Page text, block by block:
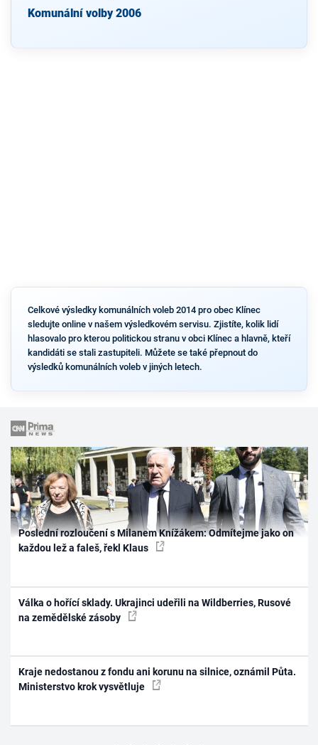
Komunální volby 2006
Celkové výsledky komunálních voleb 2014 pro obec Klínec
sledujte online v našem výsledkovém servisu. Zjistíte, kolik lidí
hlasovalo pro kterou politickou stranu v obci Klínec a hlavně, kteří
kandidáti se stali zastupiteli. Můžete se také přepnout do
výsledků komunálních voleb v jiných letech.
Poslední rozloučení s Milanem Knížákem: Odmítejme jako on
každou lež a faleš, řekl Klaus
Válka o hořící sklady. Ukrajinci udeřili na Wildberries, Rusové
na zemědělské zásoby
Kraje nedostanou z fondu ani korunu na silnice, oznámil Půta.
Ministerstvo krok vysvětluje